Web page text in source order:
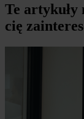
Te artykuły
cię